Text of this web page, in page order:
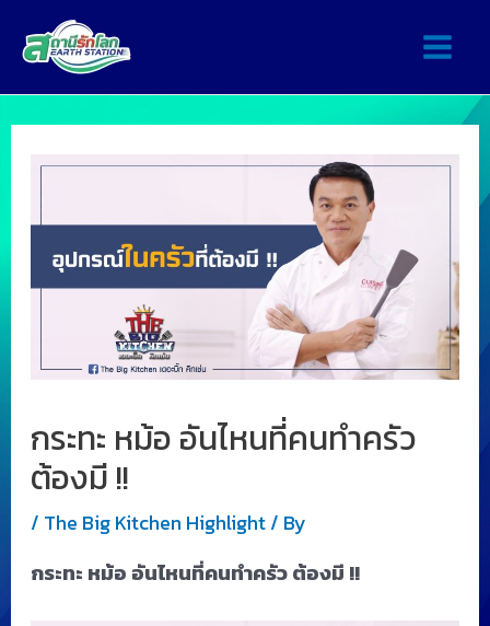
กระทะ หม้อ อันไหนที่คนทำครัว
ต้องมี !!
/ The Big Kitchen Highlight/ By
กระทะ หม้อ อันไหนที่คนทำครัว ต้องมี !!